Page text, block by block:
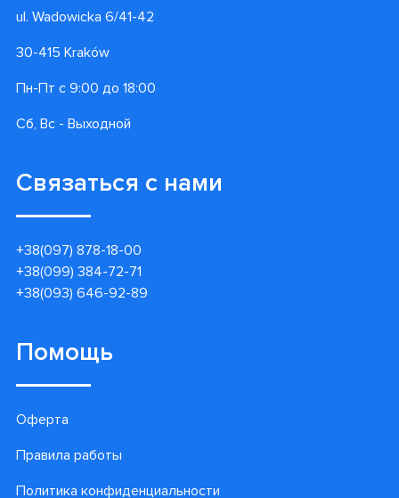
ul. Wadowicka 6/41-42
30-415 Kraków
Пн-Пт с 9:00 до 18:00
Сб, Вс - Выходной
Связаться с нами
+38(097) 878-18-00
+38(099) 384-72-71
+38(093) 646-92-89
Помощь
Оферта
Правила работы
Политика конфиденциальности